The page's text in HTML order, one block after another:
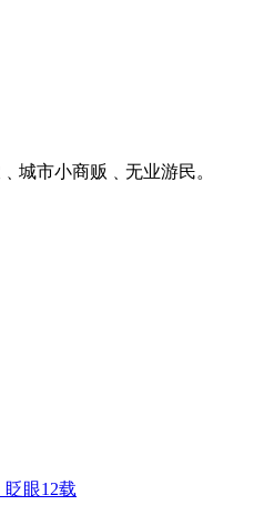
城市小商贩﹑无业游民。
眼12载